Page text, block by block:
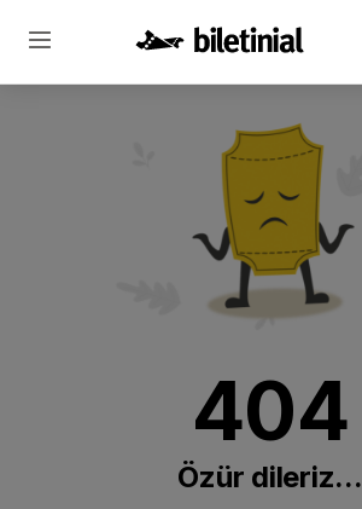
404
Özür dileriz...